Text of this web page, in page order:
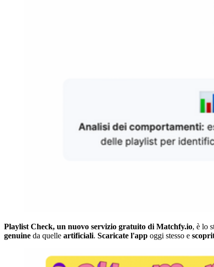
Playlist Check, un nuovo servizio gratuito di Matchfy.io, è lo
genuine da quelle artificiali. Scaricate l'app oggi stesso e